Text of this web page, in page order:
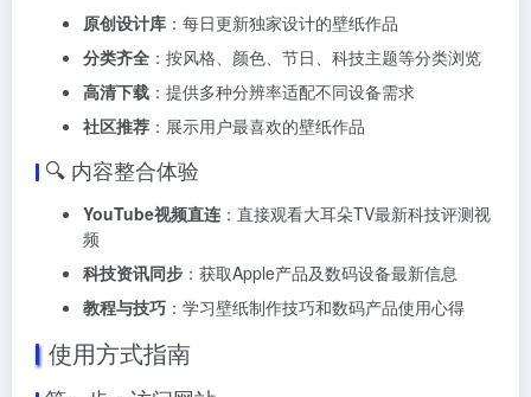
原创设计库 ：每日更新独家设计的壁纸作品
分类齐全 ：按风格、颜色、节日、科技主题等分类浏览
高清下载 ：提供多种分辨率适配不同设备需求
社区推荐 ：展示用户最喜欢的壁纸作品
🔍 内容整合体验
YouTube视频直连 ：直接观看大耳朵TV最新科技评测视
频
科技资讯同步 ：获取Apple产品及数码设备最新信息
教程与技巧 ：学习壁纸制作技巧和数码产品使用心得
使用方式指南